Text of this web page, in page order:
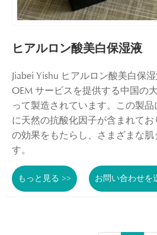
ヒアルロン酸美白保湿液
Jiabei Yishu ヒアルロン酸美白保
OEM サービスを提供する中国の
って製造されています。この製
に天然の抗酸化因子が含まれて
の効果をもたらし、さまざまな肌
す。
もっと見る >> お問い合わせを